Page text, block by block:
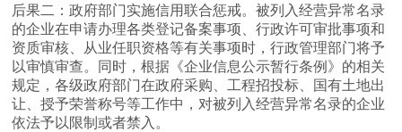
后果二：政府部门实施信用联合惩戒。被列入经营异常名录
的企业在申请办理各类登记备案事项、行政许可审批事项和
资质审核、从业任职资格等有关事项时，行政管理部门将予
以审慎审查。同时，根据《企业信息公示暂行条例》的相关
规定，各级政府部门在政府采购、工程招投标、国有土地出
让、授予荣誉称号等工作中，对被列入经营异常名录的企业
依法予以限制或者禁入。